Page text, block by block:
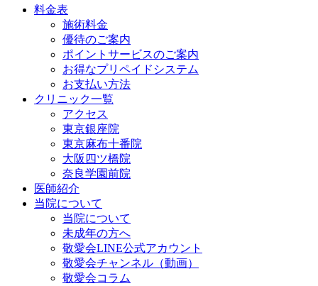
料金表
施術料金
優待のご案内
ポイントサービスのご案内
お得なプリペイドシステム
お支払い方法
クリニック一覧
アクセス
東京銀座院
東京麻布十番院
大阪四ツ橋院
奈良学園前院
医師紹介
当院について
当院について
未成年の方へ
敬愛会LINE公式アカウント
敬愛会チャンネル（動画）
敬愛会コラム